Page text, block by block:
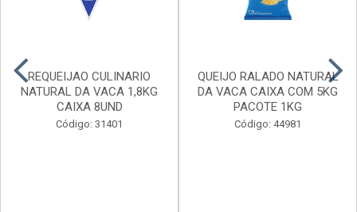
REQUEIJAO CULINARIO
NATURAL DA VACA 1,8KG
CAIXA 8UND
Código: 31401
QUEIJO RALADO NATURAL
DA VACA CAIXA COM 5KG
PACOTE 1KG
Código: 44981